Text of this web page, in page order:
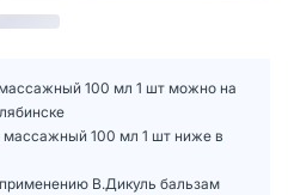
100 мл 1 шт можно на
100 мл 1 шт ниже в
В.Дикуль бальзам